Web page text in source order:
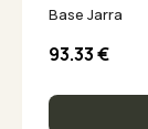
Base Jarra
93.33€